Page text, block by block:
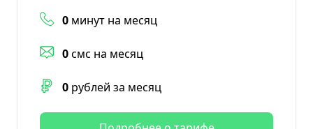
0 минут на месяц
0смс на месяц
0 рублей за месяц